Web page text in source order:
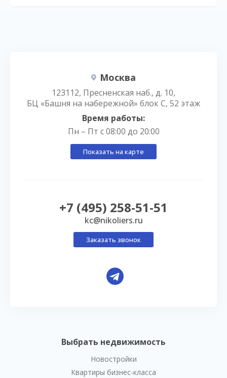
Выбрать недвижимость
Новостройки
Квартиры бизнес-класса
Москва
123112, Пресненская наб., д. 10,
БЦ «Башня на набережной» блок С, 52 этаж
Время работы:
Пн – Пт с 08:00 до 20:00
Показать на карте
+7 (495) 258-51-51
kc@nikoliers.ru
Заказать звонок